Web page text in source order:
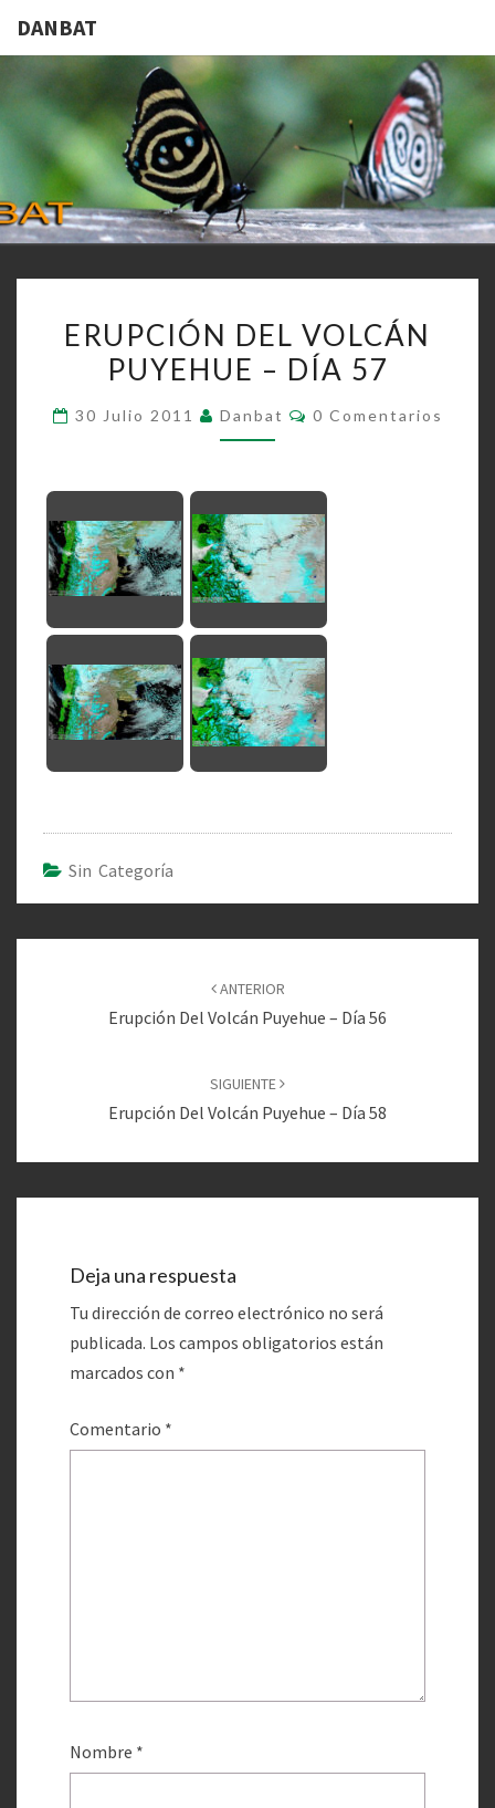
DANBAT
DANBAT
DEL
VOLCÁN
57
ERUPCIÓN DEL VOLCÁN
PUYEHUE – DÍA 57
30 Julio 2011 Danbat Comentarios
0 Comentarios
Sin Categoría
entradas
ANTERIOR
Erupción Del Volcán Puyehue – Día 56
SIGUIENTE
Erupción Del Volcán Puyehue – Día 58
Deja una respuesta
Tu dirección de correo electrónico no será
publicada. Los campos obligatorios están
marcados con *
Comentario *
Nombre *